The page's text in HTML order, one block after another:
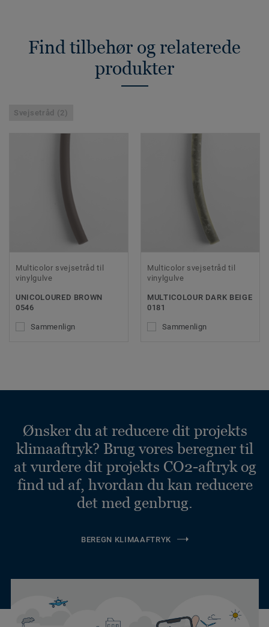
Find tilbehør og relaterede
produkter
Svejsetråd (2)
Multicolor svejsetråd til
vinylgulve
UNICOLOURED BROWN
0546
Sammenlign
Multicolor svejsetråd til
vinylgulve
MULTICOLOUR DARK BEIGE
0181
Sammenlign
Ønsker du at reducere dit projekts
klimaaftryk? Brug vores beregner til
at vurdere dit projekts CO2-aftryk og
find ud af, hvordan du kan reducere
det med genbrug.
BEREGN KLIMAAFTRYK